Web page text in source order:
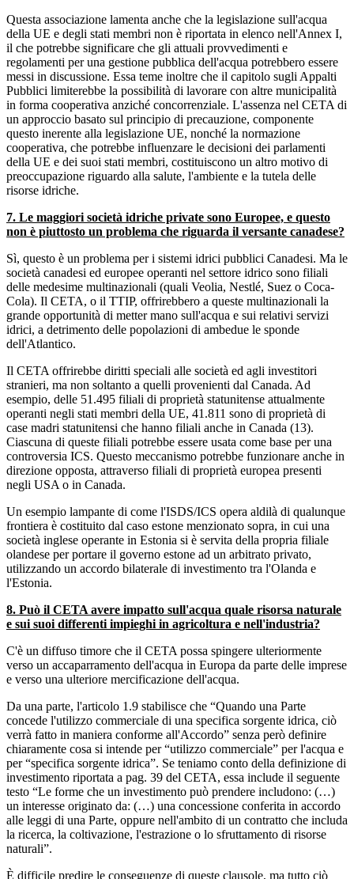
Questa associazione lamenta anche che la legislazione sull'acqua
della UE e degli stati membri non è riportata in elenco nell'Annex I,
il che potrebbe significare che gli attuali provvedimenti e
regolamenti per una gestione pubblica dell'acqua potrebbero essere
messi in discussione. Essa teme inoltre che il capitolo sugli Appalti
Pubblici limiterebbe la possibilità di lavorare con altre municipalità
in forma cooperativa anziché concorrenziale. L'assenza nel CETA di
un approccio basato sul principio di precauzione, componente
questo inerente alla legislazione UE, nonché la normazione
cooperativa, che potrebbe influenzare le decisioni dei parlamenti
della UE e dei suoi stati membri, costituiscono un altro motivo di
preoccupazione riguardo alla salute, l'ambiente e la tutela delle
risorse idriche.
7. Le maggiori società idriche private sono Europee, e questo
non è piuttosto un problema che riguarda il versante canadese?
Sì, questo è un problema per i sistemi idrici pubblici Canadesi. Ma le
società canadesi ed europee operanti nel settore idrico sono filiali
delle medesime multinazionali (quali Veolia, Nestlé, Suez o Coca-
Cola). Il CETA, o il TTIP, offrirebbero a queste multinazionali la
grande opportunità di metter mano sull'acqua e sui relativi servizi
idrici, a detrimento delle popolazioni di ambedue le sponde
dell'Atlantico.
Il CETA offrirebbe diritti speciali alle società ed agli investitori
stranieri, ma non soltanto a quelli provenienti dal Canada. Ad
esempio, delle 51.495 filiali di proprietà statunitense attualmente
operanti negli stati membri della UE, 41.811 sono di proprietà di
case madri statunitensi che hanno filiali anche in Canada (13).
Ciascuna di queste filiali potrebbe essere usata come base per una
controversia ICS. Questo meccanismo potrebbe funzionare anche in
direzione opposta, attraverso filiali di proprietà europea presenti
negli USA o in Canada.
Un esempio lampante di come l'ISDS/ICS opera aldilà di qualunque
frontiera è costituito dal caso estone menzionato sopra, in cui una
società inglese operante in Estonia si è servita della propria filiale
olandese per portare il governo estone ad un arbitrato privato,
utilizzando un accordo bilaterale di investimento tra l'Olanda e
l'Estonia.
8. Può il CETA avere impatto sull'acqua quale risorsa naturale
e sui suoi differenti impieghi in agricoltura e nell'industria?
C'è un diffuso timore che il CETA possa spingere ulteriormente
verso un accaparramento dell'acqua in Europa da parte delle imprese
e verso una ulteriore mercificazione dell'acqua.
Da una parte, l'articolo 1.9 stabilisce che “Quando una Parte
concede l'utilizzo commerciale di una specifica sorgente idrica, ciò
verrà fatto in maniera conforme all'Accordo” senza però definire
chiaramente cosa si intende per “utilizzo commerciale” per l'acqua e
per “specifica sorgente idrica”. Se teniamo conto della definizione di
investimento riportata a pag. 39 del CETA, essa include il seguente
testo “Le forme che un investimento può prendere includono: (…)
un interesse originato da: (…) una concessione conferita in accordo
alle leggi di una Parte, oppure nell'ambito di un contratto che includa
la ricerca, la coltivazione, l'estrazione o lo sfruttamento di risorse
naturali”.
È difficile predire le conseguenze di queste clausole, ma tutto ciò